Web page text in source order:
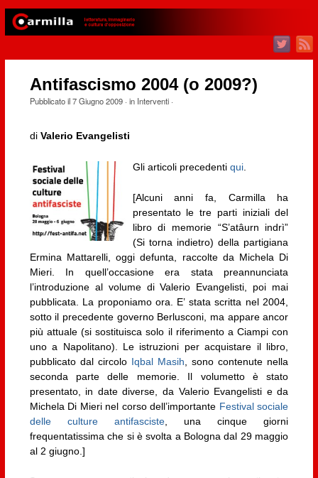
Antifascismo 2004 (o 2009?)
Pubblicato il7 Giugno 2009· in Interventi·
di Valerio Evangelisti
Gli articoli precedenti qui.
[Alcuni anni fa, Carmilla ha
presentato le tre parti iniziali del
libro di memorie “S’atâurn indrì”
(Si torna indietro) della partigiana
Ermina Mattarelli, oggi defunta, raccolte da Michela Di
Mieri. In quell’occasione era stata preannunciata
l’introduzione al volume di Valerio Evangelisti, poi mai
pubblicata. La proponiamo ora. E’ stata scritta nel 2004,
sotto il precedente governo Berlusconi, ma appare ancor
più attuale (si sostituisca solo il riferimento a Ciampi con
uno a Napolitano). Le istruzioni per acquistare il libro,
pubblicato dal circolo Iqbal Masih , sono contenute nella
seconda parte delle memorie. Il volumetto è stato
presentato, in date diverse, da Valerio Evangelisti e da
Michela Di Mieri nel corso dell’importante Festival sociale
delle culture antifasciste, una cinque giorni
frequentatissima che si è svolta a Bologna dal 29 maggio
al 2 giugno.]